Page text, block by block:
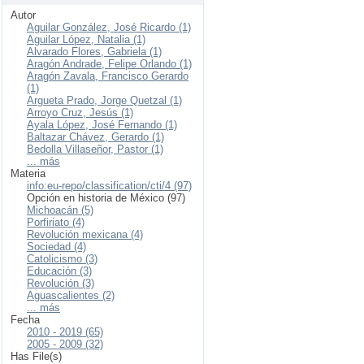
Autor
Aguilar González, José Ricardo (1)
Aguilar López, Natalia (1)
Alvarado Flores, Gabriela (1)
Aragón Andrade, Felipe Orlando (1)
Aragón Zavala, Francisco Gerardo
(1)
Argueta Prado, Jorge Quetzal (1)
Arroyo Cruz, Jesús (1)
Ayala López, José Fernando (1)
Baltazar Chávez, Gerardo (1)
Bedolla Villaseñor, Pastor (1)
... más
Materia
info:eu-repo/classification/cti/4 (97)
Opción en historia de México (97)
Michoacán (5)
Porfiriato (4)
Revolución mexicana (4)
Sociedad (4)
Catolicismo (3)
Educación (3)
Revolución (3)
Aguascalientes (2)
... más
Fecha
2010 - 2019 (65)
2005 - 2009 (32)
Has File(s)